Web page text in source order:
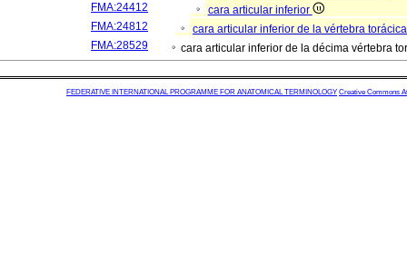
FMA:24412
cara articular inferior
FMA:24812
cara articular inferior de la vértebra
FMA:28529
cara articular inferior de la décima vértebra
FEDERATIVE INTERNATIONAL PROGRAMME FOR ANATOMICAL TERMINOLOGY Creative Commons